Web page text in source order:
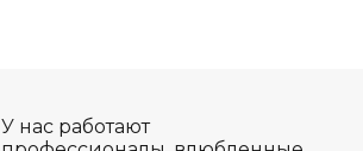
У нас работают